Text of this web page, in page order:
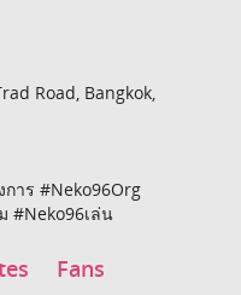
Road, Bangkok,
การ #Neko96Org
#Neko96เล่น
Fans